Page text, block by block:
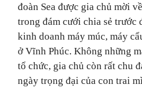
đoàn Sea được gia chủ mời
trong đám cưới chia sẻ trước
kinh doanh máy múc, máy
ở Vĩnh Phúc. Không những
tổ chức, gia chủ còn rất chu
ngày trọng đại của con trai